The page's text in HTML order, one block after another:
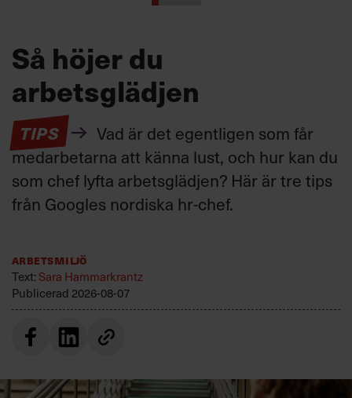
Så höjer du
arbetsglädjen
TIPS
Vad är det egentligen som får
medarbetarna att känna lust, och hur kan du
som chef lyfta arbetsglädjen? Här är tre tips
från Googles nordiska hr-chef.
Arbetsmiljö
Text:Sara Hammarkrantz
Publicerad 2026-08-07